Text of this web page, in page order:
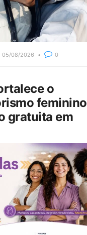
05/08/2026 0
o
feminino
gratuita em